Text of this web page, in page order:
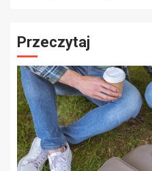
Przeczytaj